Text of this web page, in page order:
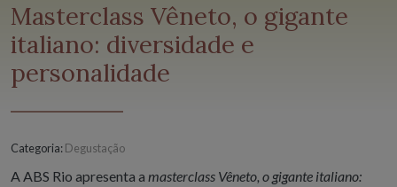
Masterclass Vêneto, o gigante
italiano: diversidade e
personalidade
Categoria:Degustação
A ABS Rio apresenta a masterclass Vêneto, o gigante italiano: